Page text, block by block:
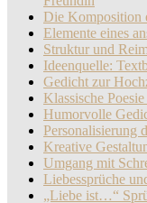
Die Komposition
Elemente eines
Struktur und
Ideenquelle:
Gedicht zur
Klassische
Humorvolle
Personalisierung
Kreative
Umgang mit
Liebessprüche
„Liebe ist…“